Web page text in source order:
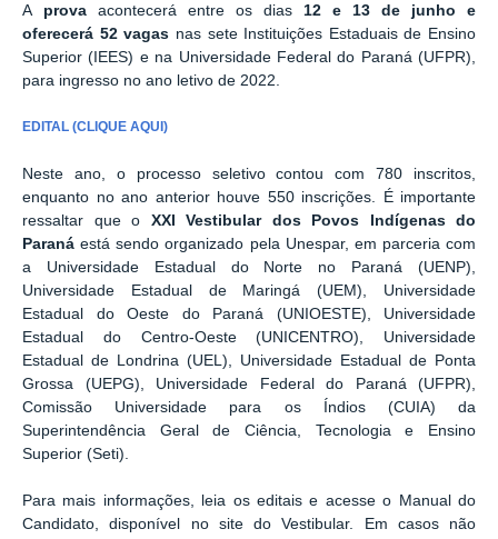
A prova acontecerá entre os dias 12 e 13 de junho e
oferecerá 52 vagas nas sete Instituições Estaduais de Ensino
Superior (IEES) e na Universidade Federal do Paraná (UFPR),
para ingresso no ano letivo de 2022.
EDITAL (CLIQUE AQUI)
Neste ano, o processo seletivo contou com 780 inscritos,
enquanto no ano anterior houve 550 inscrições. É importante
ressaltar que o XXI Vestibular dos Povos Indígenas do
Paraná está sendo organizado pela Unespar, em parceria com
a Universidade Estadual do Norte no Paraná (UENP),
Universidade Estadual de Maringá (UEM), Universidade
Estadual do Oeste do Paraná (UNIOESTE), Universidade
Estadual do Centro-Oeste (UNICENTRO), Universidade
Estadual de Londrina (UEL), Universidade Estadual de Ponta
Grossa (UEPG), Universidade Federal do Paraná (UFPR),
Comissão Universidade para os Índios (CUIA) da
Superintendência Geral de Ciência, Tecnologia e Ensino
Superior (Seti).
Para mais informações, leia os editais e acesse o Manual do
Candidato, disponível no site do Vestibular. Em casos não